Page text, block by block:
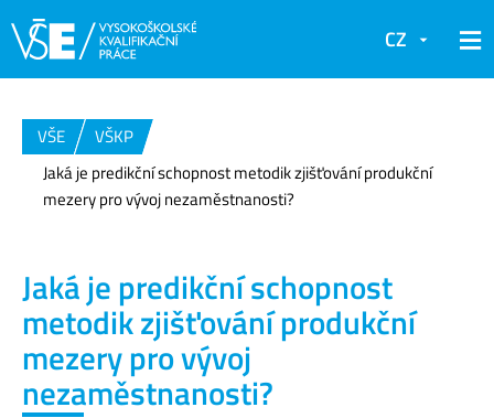
CZ
VŠE
VŠKP
Jaká je predikční schopnost metodik zjišťování produkční
mezery pro vývoj nezaměstnanosti?
Jaká je predikční schopnost
metodik zjišťování produkční
mezery pro vývoj
nezaměstnanosti?